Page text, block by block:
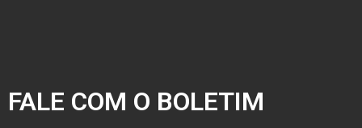
FALE COM O BOLETIM